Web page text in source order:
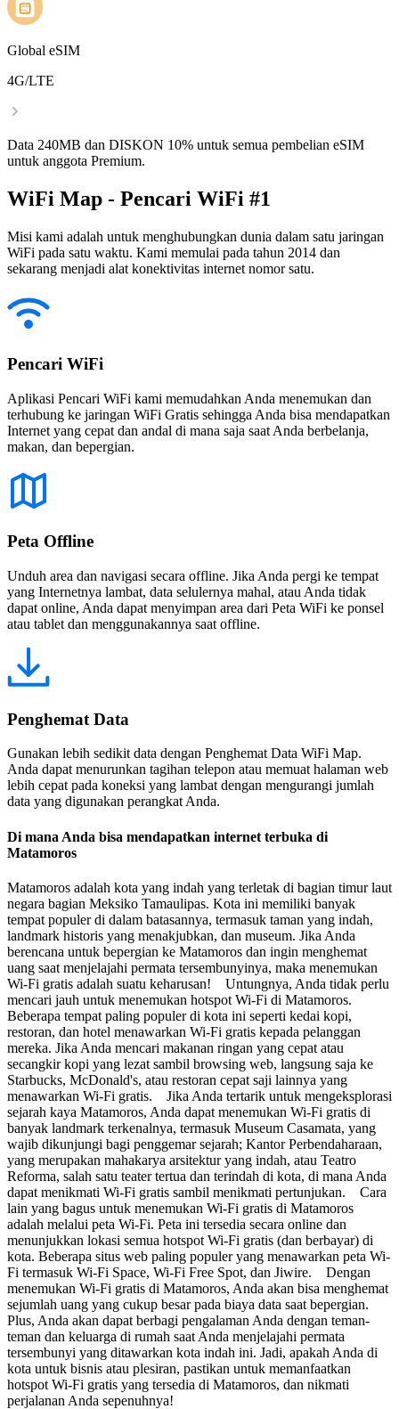
Global eSIM
4G/LTE
Data 240MB dan DISKON 10% untuk semua pembelian eSIM
untuk anggota Premium.
WiFi Map - Pencari WiFi #1
Misi kami adalah untuk menghubungkan dunia dalam satu jaringan
WiFi pada satu waktu. Kami memulai pada tahun 2014 dan
sekarang menjadi alat konektivitas internet nomor satu.
Pencari WiFi
Aplikasi Pencari WiFi kami memudahkan Anda menemukan dan
terhubung ke jaringan WiFi Gratis sehingga Anda bisa mendapatkan
Internet yang cepat dan andal di mana saja saat Anda berbelanja,
makan, dan bepergian.
Peta Offline
Unduh area dan navigasi secara offline. Jika Anda pergi ke tempat
yang Internetnya lambat, data selulernya mahal, atau Anda tidak
dapat online, Anda dapat menyimpan area dari Peta WiFi ke ponsel
atau tablet dan menggunakannya saat offline.
Penghemat Data
Gunakan lebih sedikit data dengan Penghemat Data WiFi Map.
Anda dapat menurunkan tagihan telepon atau memuat halaman web
lebih cepat pada koneksi yang lambat dengan mengurangi jumlah
data yang digunakan perangkat Anda.
Di mana Anda bisa mendapatkan internet terbuka di
Matamoros
Matamoros adalah kota yang indah yang terletak di bagian timur laut
negara bagian Meksiko Tamaulipas. Kota ini memiliki banyak
tempat populer di dalam batasannya, termasuk taman yang indah,
landmark historis yang menakjubkan, dan museum. Jika Anda
berencana untuk bepergian ke Matamoros dan ingin menghemat
uang saat menjelajahi permata tersembunyinya, maka menemukan
Wi-Fi gratis adalah suatu keharusan! Untungnya, Anda tidak perlu
mencari jauh untuk menemukan hotspot Wi-Fi di Matamoros.
Beberapa tempat paling populer di kota ini seperti kedai kopi,
restoran, dan hotel menawarkan Wi-Fi gratis kepada pelanggan
mereka. Jika Anda mencari makanan ringan yang cepat atau
secangkir kopi yang lezat sambil browsing web, langsung saja ke
Starbucks, McDonald's, atau restoran cepat saji lainnya yang
menawarkan Wi-Fi gratis. Jika Anda tertarik untuk mengeksplorasi
sejarah kaya Matamoros, Anda dapat menemukan Wi-Fi gratis di
banyak landmark terkenalnya, termasuk Museum Casamata, yang
wajib dikunjungi bagi penggemar sejarah; Kantor Perbendaharaan,
yang merupakan mahakarya arsitektur yang indah, atau Teatro
Reforma, salah satu teater tertua dan terindah di kota, di mana Anda
dapat menikmati Wi-Fi gratis sambil menikmati pertunjukan. Cara
lain yang bagus untuk menemukan Wi-Fi gratis di Matamoros
adalah melalui peta Wi-Fi. Peta ini tersedia secara online dan
menunjukkan lokasi semua hotspot Wi-Fi gratis (dan berbayar) di
kota. Beberapa situs web paling populer yang menawarkan peta Wi-
Fi termasuk Wi-Fi Space, Wi-Fi Free Spot, dan Jiwire. Dengan
menemukan Wi-Fi gratis di Matamoros, Anda akan bisa menghemat
sejumlah uang yang cukup besar pada biaya data saat bepergian.
Plus, Anda akan dapat berbagi pengalaman Anda dengan teman-
teman dan keluarga di rumah saat Anda menjelajahi permata
tersembunyi yang ditawarkan kota indah ini. Jadi, apakah Anda di
kota untuk bisnis atau plesiran, pastikan untuk memanfaatkan
hotspot Wi-Fi gratis yang tersedia di Matamoros, dan nikmati
perjalanan Anda sepenuhnya!